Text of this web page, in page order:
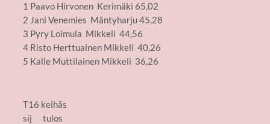
1 Paavo Hirvonen Kerimäki 65,02
2 Jani Venemies Mäntyharju 45,28
3 Pyry Loimula Mikkeli 44,56
4 Risto Herttuainen Mikkeli 40,26
5 Kalle Muttilainen Mikkeli 36,26
T16 keihäs
sij tulos